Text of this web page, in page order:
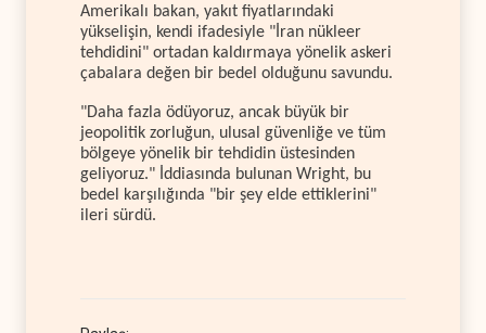
Amerikalı bakan, yakıt fiyatlarındaki
yükselişin, kendi ifadesiyle "İran nükleer
tehdidini" ortadan kaldırmaya yönelik askeri
çabalara değen bir bedel olduğunu savundu.
"Daha fazla ödüyoruz, ancak büyük bir
jeopolitik zorluğun, ulusal güvenliğe ve tüm
bölgeye yönelik bir tehdidin üstesinden
geliyoruz." İddiasında bulunan Wright, bu
bedel karşılığında "bir şey elde ettiklerini"
ileri sürdü.